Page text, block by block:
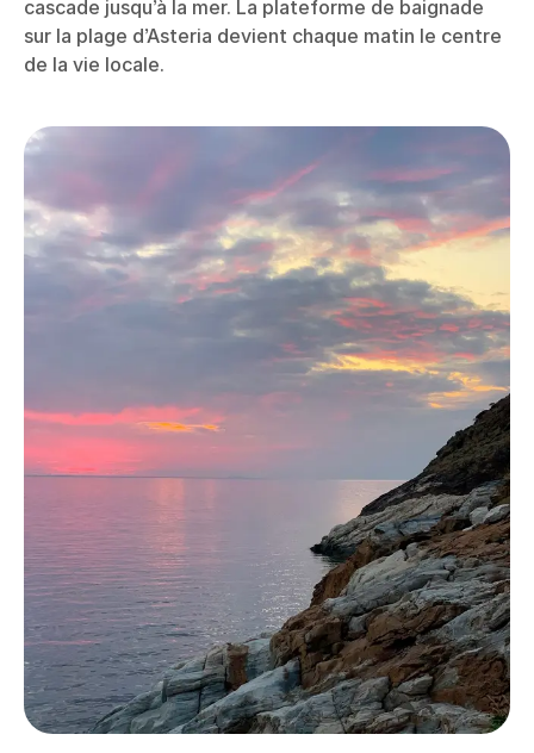
cascade jusqu’à la mer. La plateforme de baignade
sur la plage d’Asteria devient chaque matin le centre
de la vie locale.